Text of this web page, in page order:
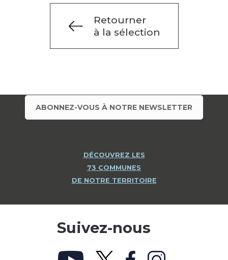
Retourner
à la sélection
ABONNEZ-VOUS À NOTRE NEWSLETTER
DÉCOUVREZ LES
73 COMMUNES
DE NOTRE TERRITOIRE
Suivez-nous